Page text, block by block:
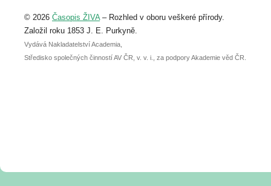
abstraktu přihlášené přednášky nebo
posteru je už 30. června.
© 2026 Časopis ŽIVA– Rozhled v oboru veškeré přírody.
Založil roku 1853 J. E. Purkyně.
Vydává Nakladatelství Academia,
Středisko společných činností AV ČR, v. v. i., za podpory Akademie věd ČR.